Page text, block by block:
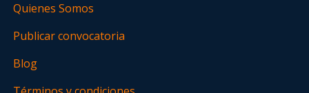
Quienes Somos
Publicar convocatoria
Blog